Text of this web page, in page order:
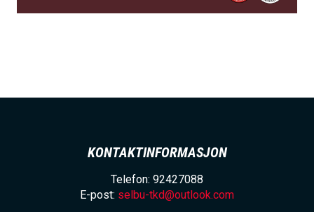
KONTAKTINFORMASJON
Telefon: 92427088
E-post: selbu-tkd@outlook.com